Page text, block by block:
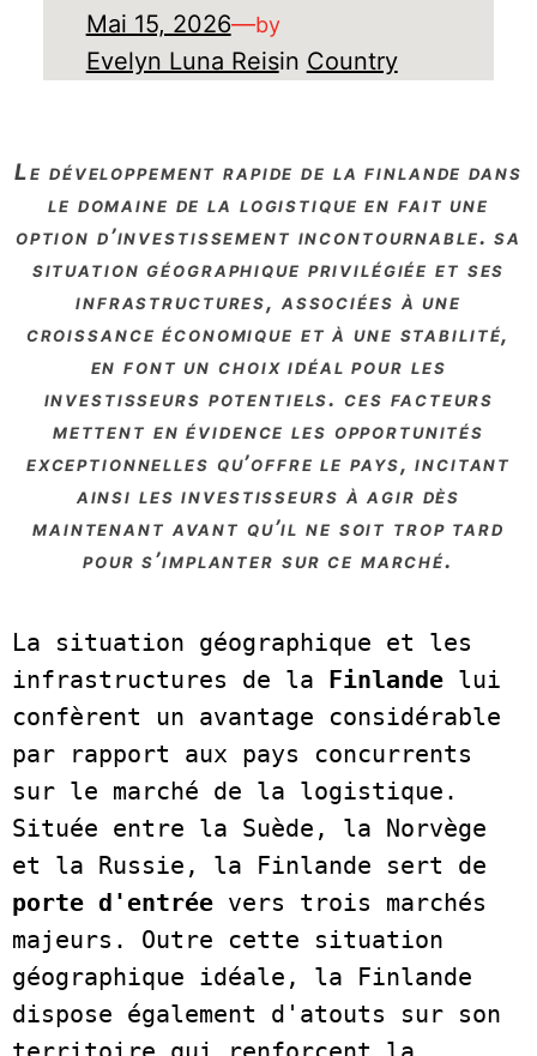
Mai 15, 2026—by
Evelyn Luna Reisin Country
le développement rapide de la finlande dans
le domaine de la logistique en fait une
option d’investissement incontournable. sa
situation géographique privilégiée et ses
infrastructures, associées à une
croissance économique et à une stabilité,
en font un choix idéal pour les
investisseurs potentiels. ces facteurs
mettent en évidence les opportunités
exceptionnelles qu’offre le pays, incitant
ainsi les investisseurs à agir dès
maintenant avant qu’il ne soit trop tard
pour s’implanter sur ce marché.
La situation géographique et les
infrastructures de la Finlande lui
confèrent un avantage considérable
par rapport aux pays concurrents
sur le marché de la logistique.
Située entre la Suède, la Norvège
porte d'entrée vers trois marchés
majeurs. Outre cette situation
géographique idéale, la Finlande
dispose également d'atouts sur son